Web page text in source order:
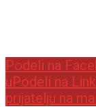
Podeli na
uPodeli na
prijatelju na